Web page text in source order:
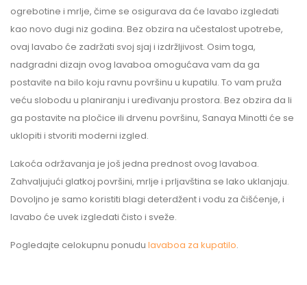
ogrebotine i mrlje, čime se osigurava da će lavabo izgledati
kao novo dugi niz godina. Bez obzira na učestalost upotrebe,
ovaj lavabo će zadržati svoj sjaj i izdržljivost. Osim toga,
nadgradni dizajn ovog lavaboa omogućava vam da ga
postavite na bilo koju ravnu površinu u kupatilu. To vam pruža
veću slobodu u planiranju i uređivanju prostora. Bez obzira da li
ga postavite na pločice ili drvenu površinu, Sanaya Minotti će se
uklopiti i stvoriti moderni izgled.
Lakoća održavanja je još jedna prednost ovog lavaboa.
Zahvaljujući glatkoj površini, mrlje i prljavština se lako uklanjaju.
Dovoljno je samo koristiti blagi deterdžent i vodu za čišćenje, i
lavabo će uvek izgledati čisto i sveže.
Pogledajte celokupnu ponudu lavaboa za kupatilo.